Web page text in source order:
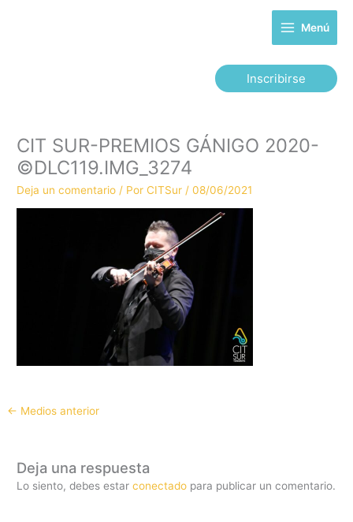
Menú
Inscribirse
CIT SUR-PREMIOS GÁNIGO 2020-
©DLC119.IMG_3274
Deja un comentario / PorCITSur /08/06/2021
← Medios anterior
Deja una respuesta
Lo siento, debes estarconectado para publicar un comentario.